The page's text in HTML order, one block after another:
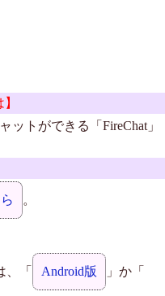
トができる「FireChat」
。
「 Android版 」か「